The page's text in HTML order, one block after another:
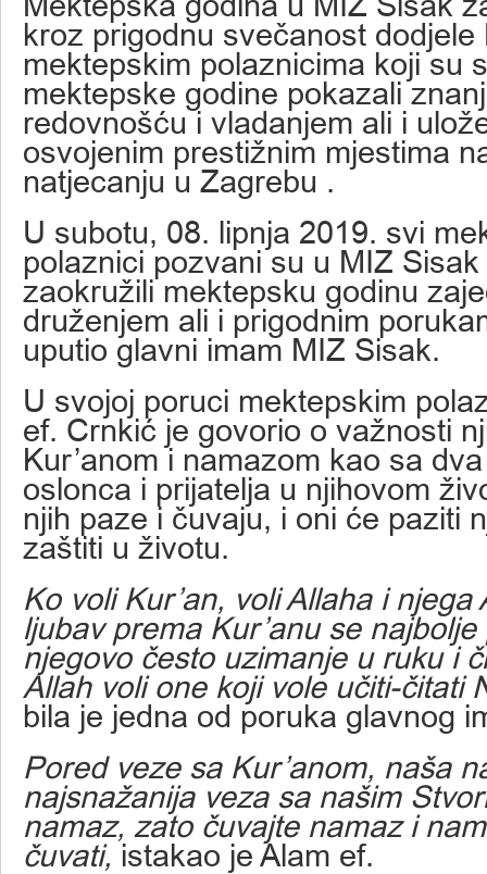
kroz prigodnu svečanost dodjele
mektepskim polaznicima koji su
mektepske godine pokazali
redovnošću i vladanjem ali i
osvojenim prestižnim mjestima
natjecanju u Zagrebu .
U subotu, 08. lipnja 2019. svi
polaznici pozvani su u MIZ
zaokružili mektepsku godinu
druženjem ali i prigodnim
uputio glavni imam MIZ Sisak.
U svojoj poruci mektepskim
ef. Crnkić je govorio o važnosti
Kur’anom i namazom kao sa
oslonca i prijatelja u njihovom
njih paze i čuvaju, i oni će paziti
zaštiti u životu.
Ko voli Kur’an, voli Allaha i njega
ljubav prema Kur’anu se
njegovo često uzimanje u ruku i
Allah voli one koji vole učiti-čitati
bila je jedna od poruka glavnog
Pored veze sa Kur’anom, naša
najsnažanija veza sa našim
namaz, zato čuvajte namaz i
čuvati, istakao je Alam ef.